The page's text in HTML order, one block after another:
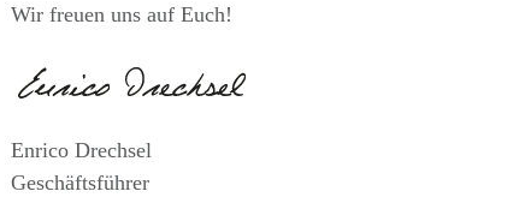
Wir freuen uns auf Euch!
Enrico Drechsel
Geschäftsführer